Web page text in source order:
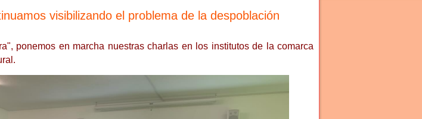
visibilizando el problema de la despoblación
ponemos en marcha nuestras charlas en los institutos de la comarca